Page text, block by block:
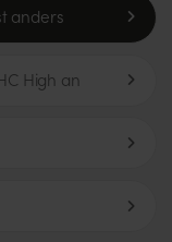
anders
High an